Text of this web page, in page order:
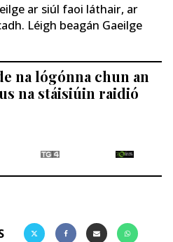
ar siúl faoi láthair, ar
Léigh beagán Gaeilge
na lógónna chun an
na stáisiúin raidió